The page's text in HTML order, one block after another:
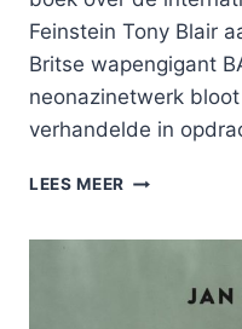
Feinstein Tony Blair
Britse wapengigant
neonazinetwerk
verhandelde in
LEES MEER “DE
ALLEMAAL